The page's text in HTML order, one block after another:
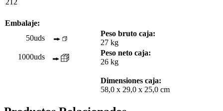
212
Embalaje:
50uds
Peso bruto caja:
27 kg
1000uds
Peso neto caja:
26 kg
Dimensiones caja:
58,0 x 29,0 x 25,0 cm